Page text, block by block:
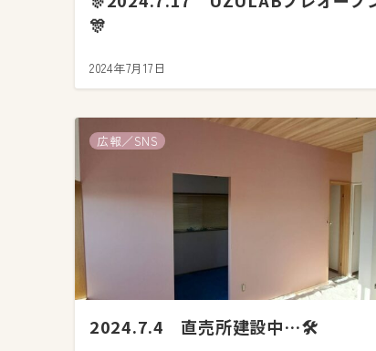
🎊
2024年7月17日
広報／SNS
2024.7.4 直売所建設中…🛠️